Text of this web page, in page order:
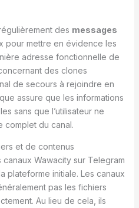
des messages
pour mettre en évidence les
adresse fonctionnelle de
des clones
de secours à rejoindre en
assure que les informations
sans que l’utilisateur ne
complet du canal.
et de contenus
Wawacity sur Telegram
plateforme initiale. Les canaux
pas les fichiers
Au lieu de cela, ils